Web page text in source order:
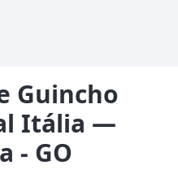
Guincho
Itália —
- GO